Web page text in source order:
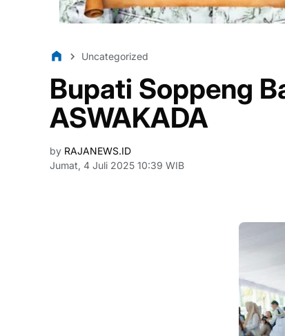
Uncategorized
Bupati Soppeng
ASWAKADA
by RAJANEWS.ID
Jumat, 4 Juli 2025 10:39 WIB